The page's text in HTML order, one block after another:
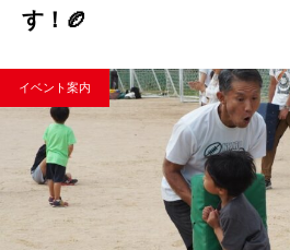
す！🏉
イベント案内